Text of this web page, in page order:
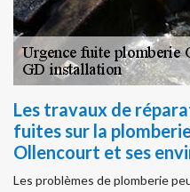
Les travaux de
fuites sur la
Ollencourt et ses
Les problèmes de plomberie